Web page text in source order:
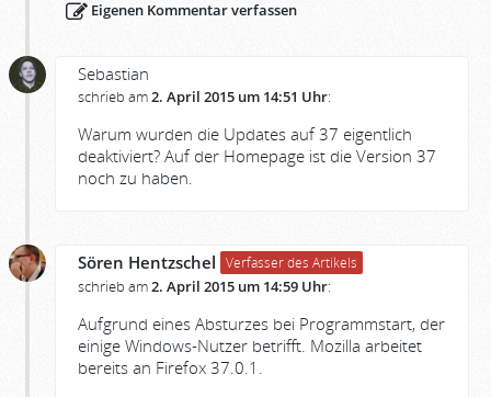
Eigenen Kommentar verfassen
Sebastian
schrieb am2. April 2015 um 14:51 Uhr:
Warum wurden die Updates auf 37 eigentlich
deaktiviert? Auf der Homepage ist die Version 37
noch zu haben.
Sören Hentzschel Verfasser des Artikels
schrieb am2. April 2015 um 14:59 Uhr:
Aufgrund eines Absturzes bei Programmstart, der
einige Windows-Nutzer betrifft. Mozilla arbeitet
bereits an Firefox 37.0.1.